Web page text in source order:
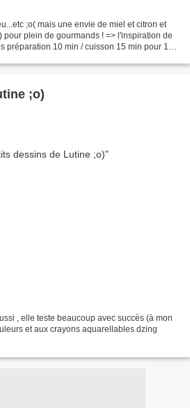
;o( mais une envie de miel et citron et
pour plein de gourmands ! => l'inspiration de
préparation 10 min / cuisson 15 min pour 10
;o)
, elle teste beaucoup avec succès (à mon
et aux crayons aquarellables dzing